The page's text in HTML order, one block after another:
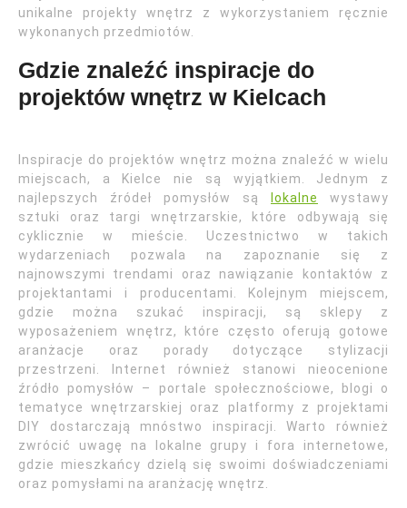
unikalne projekty wnętrz z wykorzystaniem ręcznie
wykonanych przedmiotów.
Gdzie znaleźć inspiracje do
projektów wnętrz w Kielcach
Inspiracje do projektów wnętrz można znaleźć w wielu
miejscach, a Kielce nie są wyjątkiem. Jednym z
najlepszych źródeł pomysłów są
lokalne
wystawy
sztuki oraz targi wnętrzarskie, które odbywają się
cyklicznie w mieście. Uczestnictwo w takich
wydarzeniach pozwala na zapoznanie się z
najnowszymi trendami oraz nawiązanie kontaktów z
projektantami i producentami. Kolejnym miejscem,
gdzie można szukać inspiracji, są sklepy z
wyposażeniem wnętrz, które często oferują gotowe
aranżacje oraz porady dotyczące stylizacji
przestrzeni. Internet również stanowi nieocenione
źródło pomysłów – portale społecznościowe, blogi o
tematyce wnętrzarskiej oraz platformy z projektami
DIY dostarczają mnóstwo inspiracji. Warto również
zwrócić uwagę na lokalne grupy i fora internetowe,
gdzie mieszkańcy dzielą się swoimi doświadczeniami
oraz pomysłami na aranżację wnętrz.